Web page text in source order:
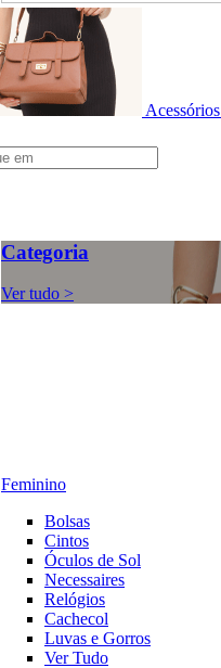
Acessórios
Categoria
Ver tudo >
Feminino
Bolsas
Cintos
Óculos de Sol
Necessaires
Relógios
Cachecol
Luvas e Gorros
Ver Tudo